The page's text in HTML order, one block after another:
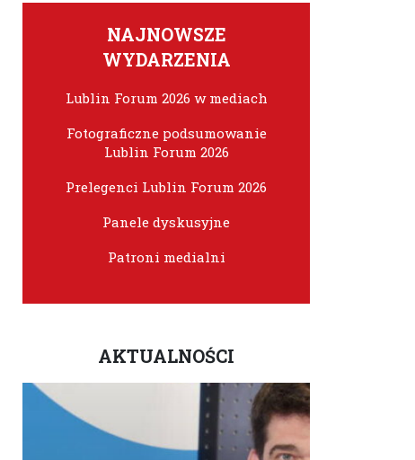
NAJNOWSZE
WYDARZENIA
Lublin Forum 2026 w mediach
Fotograficzne podsumowanie
Lublin Forum 2026
Prelegenci Lublin Forum 2026
Panele dyskusyjne
Patroni medialni
AKTUALNOŚCI